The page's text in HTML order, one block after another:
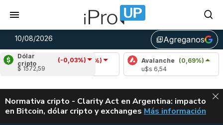
10/08/2026 library_addAgreganos
Dólar
cripto
(-0,03%)
$ 1572,59
Cardano
(-0,70%)
u$s 0,20
Avalanche (0,69%)
ALERTA
Normativa cripto - Clarity Act en Argentina: impacto
en Bitcoin, dólar cripto y exchanges CLARITY ACT EN
Más información